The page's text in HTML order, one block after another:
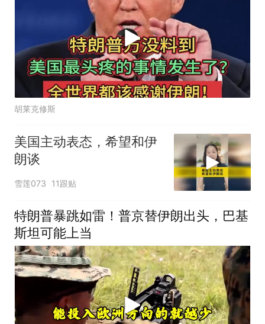
胡莱克修斯
美国主动表态，希望和伊
朗谈
雪莲073 11跟贴
特朗普暴跳如雷！普京替伊朗出头，巴基
斯坦可能上当